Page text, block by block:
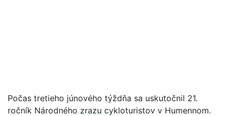
Počas tretieho júnového týždňa sa uskutočnil 21.
ročník Národného zrazu cykloturistov v Humennom.